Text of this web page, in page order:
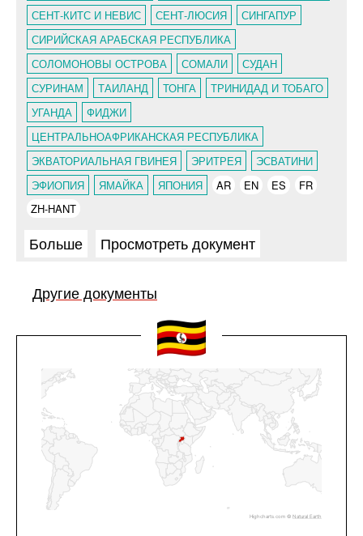
СЕНТ-КИТС И НЕВИС
СЕНТ-ЛЮСИЯ
СИНГАПУР
СИРИЙСКАЯ АРАБСКАЯ РЕСПУБЛИКА
СОЛОМОНОВЫ ОСТРОВА
СОМАЛИ
СУДАН
СУРИНАМ
ТАИЛАНД ТОНГА
ТРИНИДАД И ТОБАГО
УГАНДА
ФИДЖИ
ЦЕНТРАЛЬНОАФРИКАНСКАЯ РЕСПУБЛИКА
ЭКВАТОРИАЛЬНАЯ ГВИНЕЯ
ЭРИТРЕЯ
ЭСВАТИНИ
ЭФИОПИЯ
ЯМАЙКА ЯПОНИЯ AR EN ES
FR
ZH-HANT
Больше Просмотреть документ
Другие документы
Highcharts.com © Natural Earth